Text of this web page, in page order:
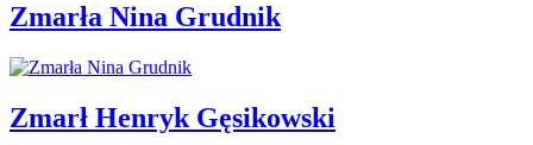
Zmarła Nina Grudnik
Zmarł Henryk Gęsikowski